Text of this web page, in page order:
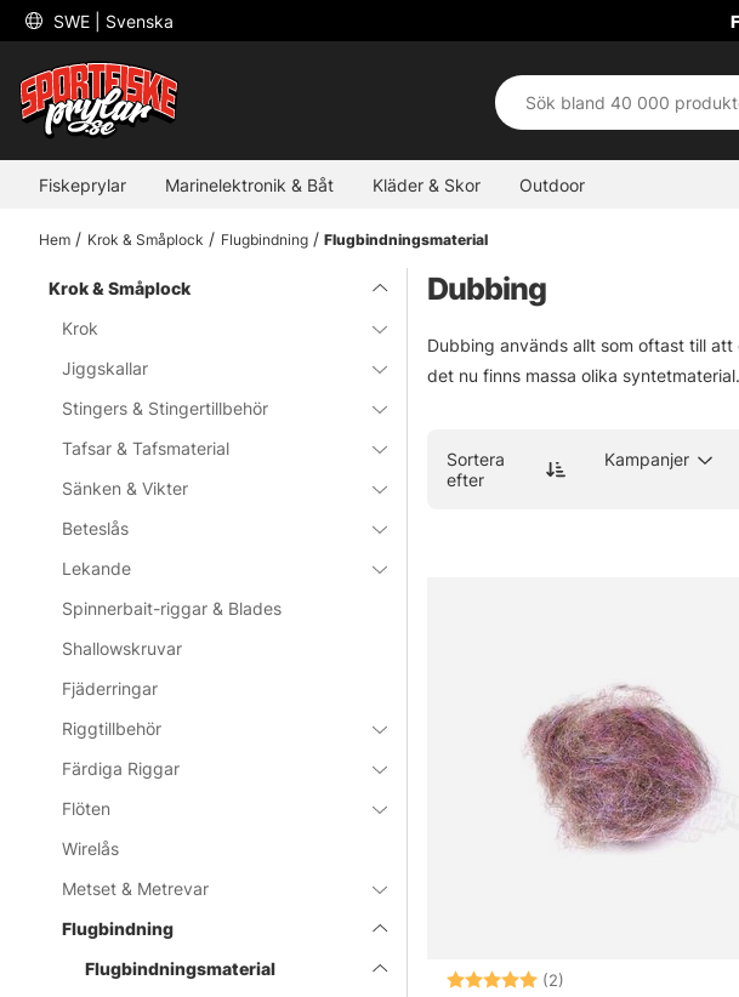
SWE | Svenska
Fiskeprylar Marinelektronik & Båt Kläder & Skor Outdoor
Hem Krok & Småplock Flugbindning Flugbindningsmaterial
Krok & Småplock
Krok
Jiggskallar
Stingers & Stingertillbehör
Tafsar & Tafsmaterial
Sänken & Vikter
Beteslås
Lekande
Spinnerbait-riggar & Blades
Shallowskruvar
Fjäderringar
Riggtillbehör
Färdiga Riggar
Flöten
Wirelås
Metset & Metrevar
Flugbindning
Flugbindningsmaterial
Dubbing
Dubbing används allt som oftast till
det nu finns massa olika
Sortera
efter
Kampanjer
Betyg: (2)